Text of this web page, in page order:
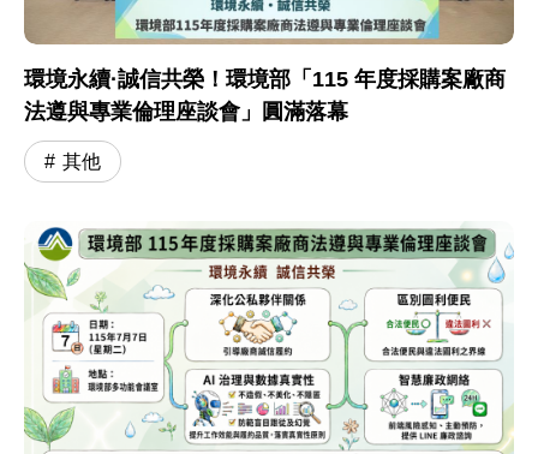
環境永續·誠信共榮！環境部「115 年度採購案廠商
法遵與專業倫理座談會」圓滿落幕
其他